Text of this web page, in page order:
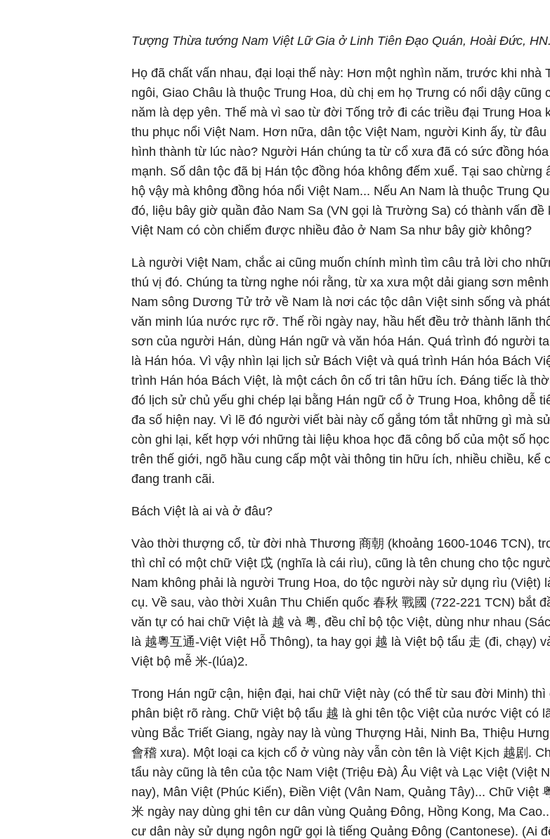
Tượng Thừa tướng Nam Việt Lữ Gia ở Linh Tiên Đạo Quán, Hoài Đức, HN.
Họ đã chất vấn nhau, đại loại thế này: Hơn một nghìn năm, trước khi nhà
ngôi, Giao Châu là thuộc Trung Hoa, dù chị em họ Trưng có nổi dậy cũng
năm là dẹp yên. Thế mà vì sao từ đời Tống trở đi các triều đại Trung Hoa
thu phục nổi Việt Nam. Hơn nữa, dân tộc Việt Nam, người Kinh ấy, từ đâu
hình thành từ lúc nào? Người Hán chúng ta từ cổ xưa đã có sức đồng
mạnh. Số dân tộc đã bị Hán tộc đồng hóa không đếm xuể. Tại sao chừng
hộ vậy mà không đồng hóa nổi Việt Nam... Nếu An Nam là thuộc Trung
đó, liệu bây giờ quần đảo Nam Sa (VN gọi là Trường Sa) có thành vấn đề
Việt Nam có còn chiếm được nhiều đảo ở Nam Sa như bây giờ không?
Là người Việt Nam, chắc ai cũng muốn chính mình tìm câu trả lời cho
thú vị đó. Chúng ta từng nghe nói rằng, từ xa xưa một dải giang sơn
Nam sông Dương Tử trở về Nam là nơi các tộc dân Việt sinh sống và
văn minh lúa nước rực rỡ. Thế rồi ngày nay, hầu hết đều trở thành lãnh
sơn của người Hán, dùng Hán ngữ và văn hóa Hán. Quá trình đó người
là Hán hóa. Vì vậy nhìn lại lịch sử Bách Việt và quá trình Hán hóa Bách
trình Hán hóa Bách Việt, là một cách ôn cố tri tân hữu ích. Đáng tiếc là
đó lịch sử chủ yếu ghi chép lại bằng Hán ngữ cổ ở Trung Hoa, không dễ
đa số hiện nay. Vì lẽ đó người viết bài này cố gắng tóm tắt những gì mà
còn ghi lại, kết hợp với những tài liệu khoa học đã công bố của một số
trên thế giới, ngõ hầu cung cấp một vài thông tin hữu ích, nhiều chiều, kể
đang tranh cãi.
Bách Việt là ai và ở đâu?
Vào thời thượng cổ, từ đời nhà Thương 商朝 (khoảng 1600-1046 TCN),
thì chỉ có một chữ Việt 戉 (nghĩa là cái rìu), cũng là tên chung cho tộc
Nam không phải là người Trung Hoa, do tộc người này sử dụng rìu (Việt)
cụ. Về sau, vào thời Xuân Thu Chiến quốc 春秋 戰國 (722-221 TCN) bắt
văn tự có hai chữ Việt là 越 và 粤, đều chỉ bộ tộc Việt, dùng như nhau
là 越粵互通-Việt Việt Hỗ Thông), ta hay gọi 越 là Việt bộ tẩu 走 (đi, chạy)
Việt bộ mễ 米-(lúa)2.
Trong Hán ngữ cận, hiện đại, hai chữ Việt này (có thể từ sau đời Minh) thì
phân biệt rõ ràng. Chữ Việt bộ tẩu 越 là ghi tên tộc Việt của nước Việt có
vùng Bắc Triết Giang, ngày nay là vùng Thượng Hải, Ninh Ba, Thiệu
會稽 xưa). Một loại ca kịch cổ ở vùng này vẫn còn tên là Việt Kịch 越剧.
tẩu này cũng là tên của tộc Nam Việt (Triệu Đà) Âu Việt và Lạc Việt (Việt
nay), Mân Việt (Phúc Kiến), Điền Việt (Vân Nam, Quảng Tây)... Chữ Việt
米 ngày nay dùng ghi tên cư dân vùng Quảng Đông, Hồng Kong, Ma
cư dân này sử dụng ngôn ngữ gọi là tiếng Quảng Đông (Cantonese). (Ai